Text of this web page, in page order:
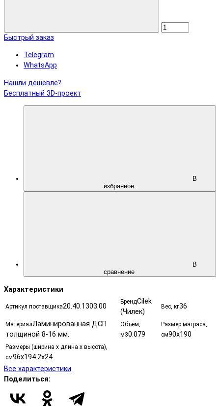
Быстрый заказ
Telegram
WhatsApp
Нашли дешевле?
Бесплатный 3D-проект
В
избранное
В
сравнение
Характеристики
Артикул поставщика20.40.1303.00
БрендCilek
(Чилек)
Вес, кг36
МатериалЛаминированная ДСП
толщиной 8-16 мм.
Объем,
м30.079
Размер матраса,
см90x190
Размеры (ширина х длина х высота),
см96x194.2x24
Все характеристики
Поделиться: